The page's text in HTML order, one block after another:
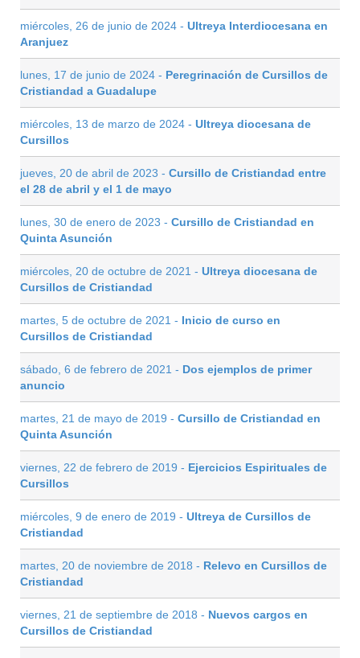
miércoles, 26 de junio de 2024 - Ultreya Interdiocesana en
Aranjuez
lunes, 17 de junio de 2024 - Peregrinación de Cursillos de
Cristiandad a Guadalupe
miércoles, 13 de marzo de 2024 - Ultreya diocesana de
Cursillos
jueves, 20 de abril de 2023 - Cursillo de Cristiandad entre
el 28 de abril y el 1 de mayo
lunes, 30 de enero de 2023 - Cursillo de Cristiandad en
Quinta Asunción
miércoles, 20 de octubre de 2021 - Ultreya diocesana de
Cursillos de Cristiandad
martes, 5 de octubre de 2021 - Inicio de curso en
Cursillos de Cristiandad
sábado, 6 de febrero de 2021 - Dos ejemplos de primer
anuncio
martes, 21 de mayo de 2019 - Cursillo de Cristiandad en
Quinta Asunción
viernes, 22 de febrero de 2019 - Ejercicios Espirituales de
Cursillos
miércoles, 9 de enero de 2019 - Ultreya de Cursillos de
Cristiandad
martes, 20 de noviembre de 2018 - Relevo en Cursillos de
Cristiandad
viernes, 21 de septiembre de 2018 - Nuevos cargos en
Cursillos de Cristiandad